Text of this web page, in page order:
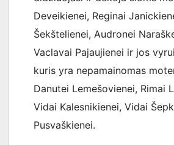
Deveikienei, Reginai
Šekštelienei, Audronei
Vaclavai Pajaujienei ir jos
kuris yra nepamainomas
Danutei Lemešovienei, Rimai
Vidai Kalesnikienei, Vidai
Pusvaškienei.